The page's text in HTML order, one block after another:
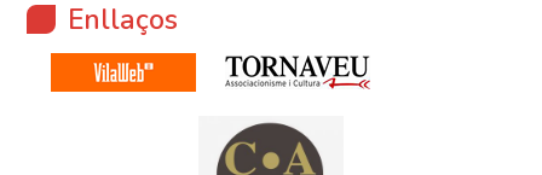
Enllaços